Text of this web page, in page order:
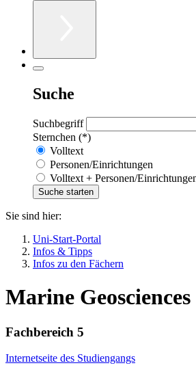
Suche
Suchbegriff
Sternchen (*)
Volltext
Personen/Einrichtungen
Volltext + Personen/
Sie sind hier:
Uni-Start-Portal
Infos & Tipps
Infos zu den Fächern
Marine
Fachbereich 5
Internetseite des Studiengangs